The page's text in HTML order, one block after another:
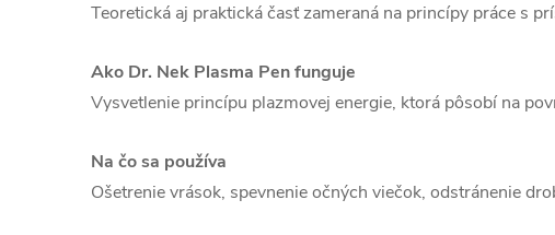
Teoretická aj praktická časť zameraná na princípy práce s
Ako Dr. Nek Plasma Pen funguje
Vysvetlenie princípu plazmovej energie, ktorá pôsobí na
Na čo sa používa
Ošetrenie vrások, spevnenie očných viečok, odstránenie